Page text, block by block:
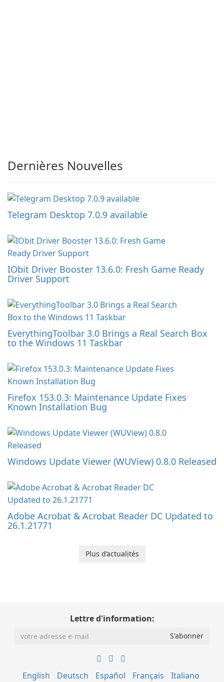
Dernières Nouvelles
Telegram Desktop 7.0.9 available
IObit Driver Booster 13.6.0: Fresh Game Ready
Driver Support
EverythingToolbar 3.0 Brings a Real Search Box
to the Windows 11 Taskbar
Firefox 153.0.3: Maintenance Update Fixes
Known Installation Bug
Windows Update Viewer (WUView) 0.8.0 Released
Adobe Acrobat & Acrobat Reader DC Updated to
26.1.21771
Plus d’actualités
Lettre d'information:
English Deutsch Español Français
Italiano